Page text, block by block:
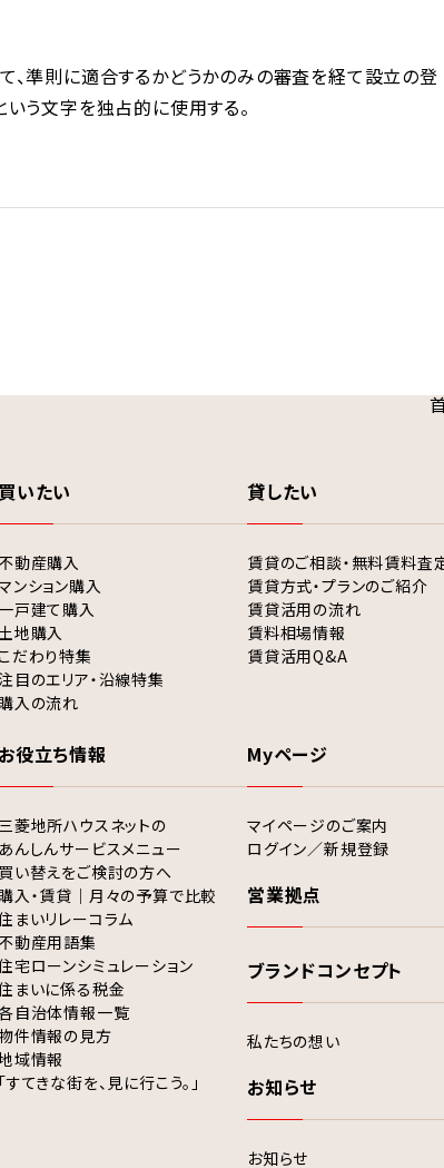
、準則に適合するかどうかのみの審査を経て設立の登
いう文字を独占的に使用する。
買いたい
動産購入
ンション購入
一戸建て購入
地購入
こだわり特集
目のエリア・沿線特集
購入の流れ
貸したい
賃貸のご相談・無料賃料査
賃貸方式・プランのご紹介
賃貸活用の流れ
賃料相場情報
賃貸活用Q&A
お役立ち情報
三菱地所ハウスネットの
あんしんサービスメニュー
買い替えをご検討の方へ
購入・賃貸｜月々の予算で比較
まいリレーコラム
動産用語集
宅ローンシミュレーション
まいに係る税金
自治体情報一覧
件情報の見方
域情報
「すてきな街を、見に行こう。」
Myページ
マイページのご案内
ログイン／新規登録
営業拠点
ブランドコンセプト
私たちの想い
お知らせ
お知らせ